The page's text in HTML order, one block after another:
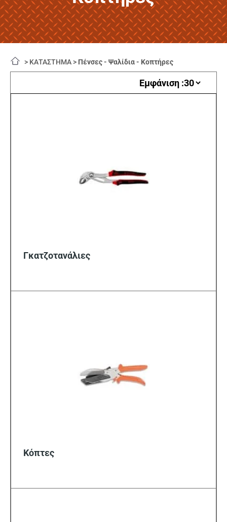
> ΚΑΤΑΣΤΗΜΑ > Πένσες - Ψαλίδια - Κοπτήρες
Γκατζοτανάλιες
Κόπτες